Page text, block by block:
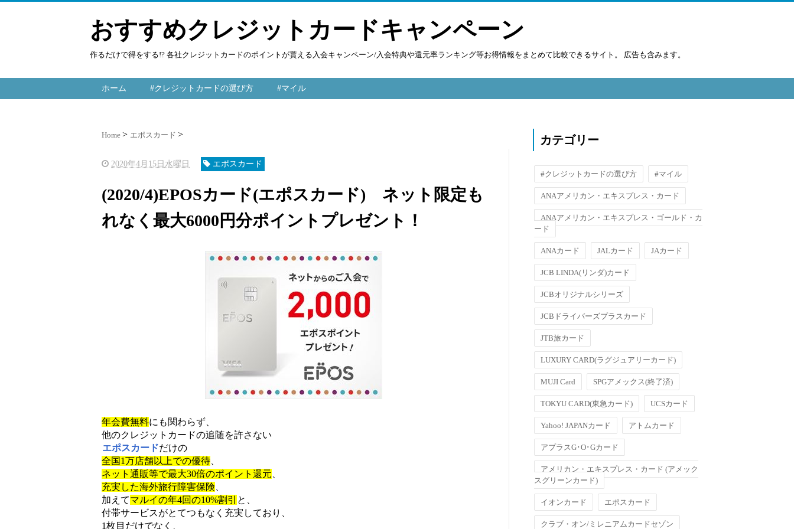
おすすめクレジットカードキャンペーン
作るだけで得をする!? 各社クレジットカードのポイントが貰える入会キャンペーン/入会特典や還元率ランキング等お得情報をまとめて比較できるサイト。 広告も含みます。
ホーム #クレジットカードの選び方 #マイル
Home エポスカード
2020年4月15日水曜日 エポスカード
(2020/4)EPOSカード(エポスカード) ネット限定も
れなく最大6000円分ポイントプレゼント！
年会費無料にも関わらず、
他のクレジットカードの追随を許さない
エポスカードだけの
全国1万店舗以上での優待
ネット通販等で最大30倍のポイント還元
充実した海外旅行障害保険
加えてマルイの年4回の10%割引 と、
付帯サービスがとてつもなく充実しており、
1枚目だけでなく、
カテゴリー
#クレジットカードの選び方 #マイル
ANAアメリカン・エキスプレス・カード
ANAアメリカン・エキスプレス・ゴールド・カ
ード
ANAカード JALカード JAカード
JCB LINDA(リンダ)カード
JCBオリジナルシリーズ
JCBドライバーズプラスカード
JTB旅カード
LUXURY CARD(ラグジュアリーカード)
MUJI Card SPGアメックス(終了済)
TOKYU CARD(東急カード) UCSカード
Yahoo! JAPANカード アトムカード
アプラスG･O･Gカード
アメリカン・エキスプレス・カード (アメック
スグリーンカード)
イオンカード エポスカード
クラブ・オン/ミレニアムカードセゾン